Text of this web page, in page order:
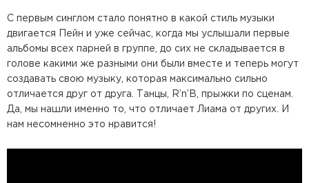
С первым синглом стало понятно в какой стиль музыки
двигается Пейн и уже сейчас, когда мы услышали первые
альбомы всех парней в группе, до сих не складывается в
голове какими же разными они были вместе и теперь могут
создавать свою музыку, которая максимально сильно
отличается друг от друга. Танцы, R’n’B, прыжки по сценам.
Да, мы нашли именно то, что отличает Лиама от других. И
нам несомненно это нравится!